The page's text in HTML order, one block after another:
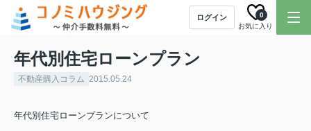
ログイン
お気に入り
0
年代別住宅ローンプラン
不動産購入コラム 2015.05.24
年代別住宅ローンプランについて